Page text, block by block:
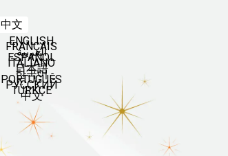
中文
ENGLISH
FRANÇAIS
العربية
ESPAÑOL
ITALIANO
日本語
한국어
PORTUGUÊS
РУССКИЙ
TÜRKÇE
中文